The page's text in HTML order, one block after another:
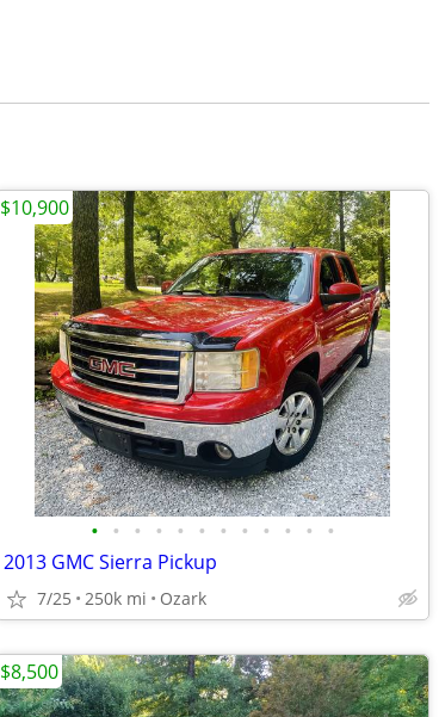
• • • • • • • • • • • •
2013 GMC Sierra Pickup
7/25 250k mi Ozark
$10,900
$8,500